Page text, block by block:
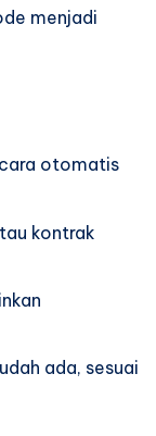
menjadi
otomatis
kontrak
ada, sesuai